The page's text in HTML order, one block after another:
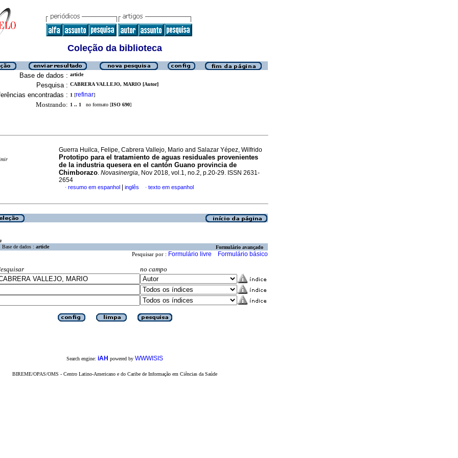
Coleção da biblioteca
Base de dados : article
Pesquisa : CABRERA VALLEJO, MARIO [Autor]
encontradas : 1 [refinar]
Mostrando: 1 .. 1 no formato [ISO 690]
Guerra Huilca, Felipe, Cabrera Vallejo, Mario and Salazar Yépez, Wilfrido
Prototipo para el tratamiento de aguas residuales provenientes
de la industria quesera en el cantón Guano provincia de
Chimborazo. Novasinergia, Nov 2018, vol.1, no.2, p.20-29. ISSN 2631-
2654
· resumo em espanhol inglês · texto em espanhol
Base de dados : article Formulário avançado
Pesquisar por : Formulário livre Formulário básico
no campo
Search engine: iAH powered by WWWISIS
BIREME/OPAS/OMS - Centro Latino-Americano e do Caribe de Informação em Ciências da Saúde